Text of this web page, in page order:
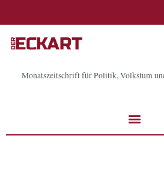
Monatszeitschrift für Politik, Volkstum